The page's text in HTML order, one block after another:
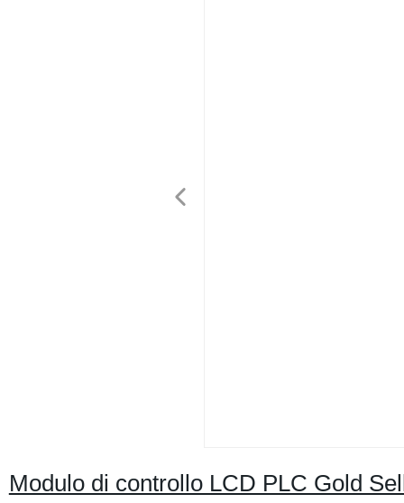
Modulo di controllo LCD PLC Gold